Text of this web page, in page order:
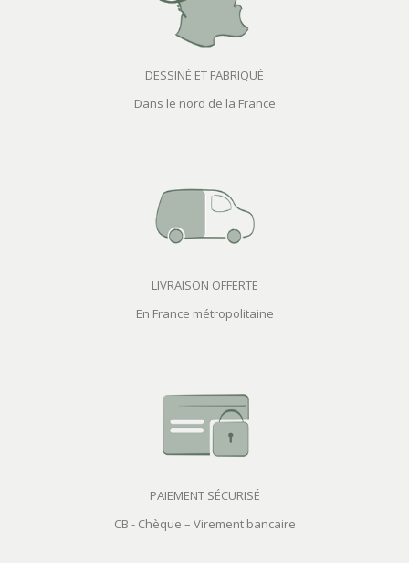
DESSINÉ ET FABRIQUÉ
Dans le nord de la France
LIVRAISON OFFERTE
En France métropolitaine
PAIEMENT SÉCURISÉ
CB - Chèque – Virement bancaire